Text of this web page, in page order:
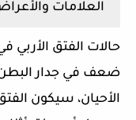
العلامات
حالات الفتق الأربي
ضعف في جدار البطن
الأحيان، سيكون